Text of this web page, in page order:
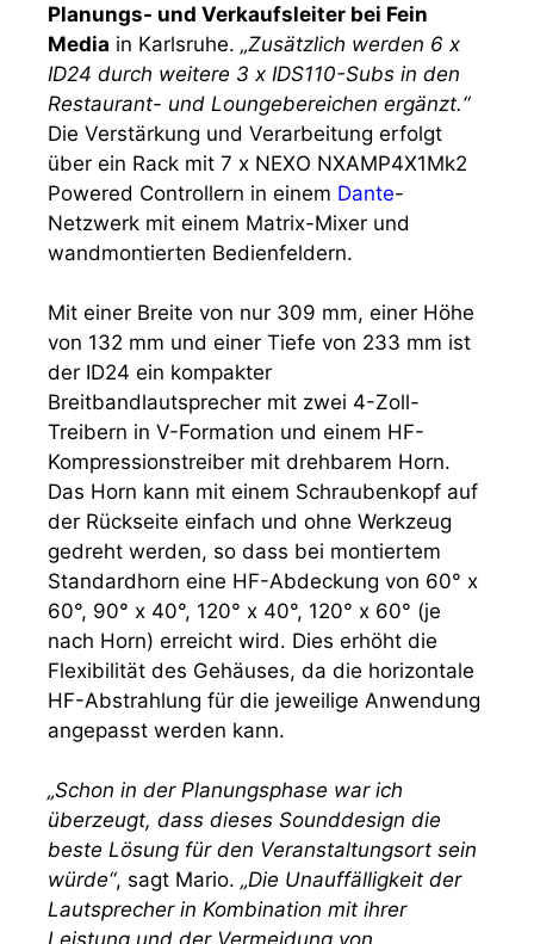
Planungs- und Verkaufsleiter bei Fein
Media in Karlsruhe. „Zusätzlich werden 6 x
ID24 durch weitere 3 x IDS110-Subs in den
Restaurant- und Loungebereichen ergänzt.“
Die Verstärkung und Verarbeitung erfolgt
über ein Rack mit 7 x NEXO NXAMP4X1Mk2
Powered Controllern in einem Dante-
Netzwerk mit einem Matrix-Mixer und
wandmontierten Bedienfeldern.
Mit einer Breite von nur 309 mm, einer Höhe
von 132 mm und einer Tiefe von 233 mm ist
der ID24 ein kompakter
Breitbandlautsprecher mit zwei 4-Zoll-
Treibern in V-Formation und einem HF-
Kompressionstreiber mit drehbarem Horn.
Das Horn kann mit einem Schraubenkopf auf
der Rückseite einfach und ohne Werkzeug
gedreht werden, so dass bei montiertem
Standardhorn eine HF-Abdeckung von 60° x
60°, 90° x 40°, 120° x 40°, 120° x 60° (je
nach Horn) erreicht wird. Dies erhöht die
Flexibilität des Gehäuses, da die horizontale
HF-Abstrahlung für die jeweilige Anwendung
angepasst werden kann.
„Schon in der Planungsphase war ich
überzeugt, dass dieses Sounddesign die
beste Lösung für den Veranstaltungsort sein
würde“, sagt Mario. „Die Unauffälligkeit der
Lautsprecher in Kombination mit ihrer
Leistung und der Vermeidung von